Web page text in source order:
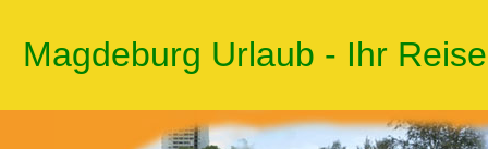
Magdeburg Urlaub - Ihr